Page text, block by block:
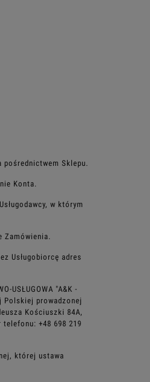
pośrednictwem Sklepu.
Konta.
w którym
Zamówienia.
Usługobiorcę adres
USŁUGOWA "A&K -
Polskiej prowadzonej
Kościuszki 84A,
+48 698 219
której ustawa